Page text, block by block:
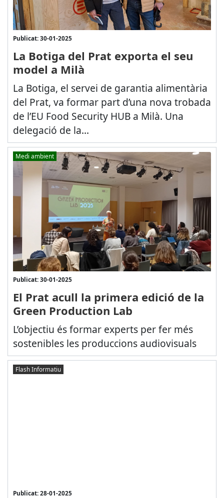
Publicat: 30-01-2025
La Botiga del Prat exporta el seu
model a Milà
La Botiga, el servei de garantia alimentària
del Prat, va formar part d’una nova trobada
de l’EU Food Security HUB a Milà. Una
delegació de la...
Medi ambient
Publicat: 30-01-2025
El Prat acull la primera edició de la
Green Production Lab
L’objectiu és formar experts per fer més
sostenibles les produccions audiovisuals
Flash Informatiu
Publicat: 28-01-2025